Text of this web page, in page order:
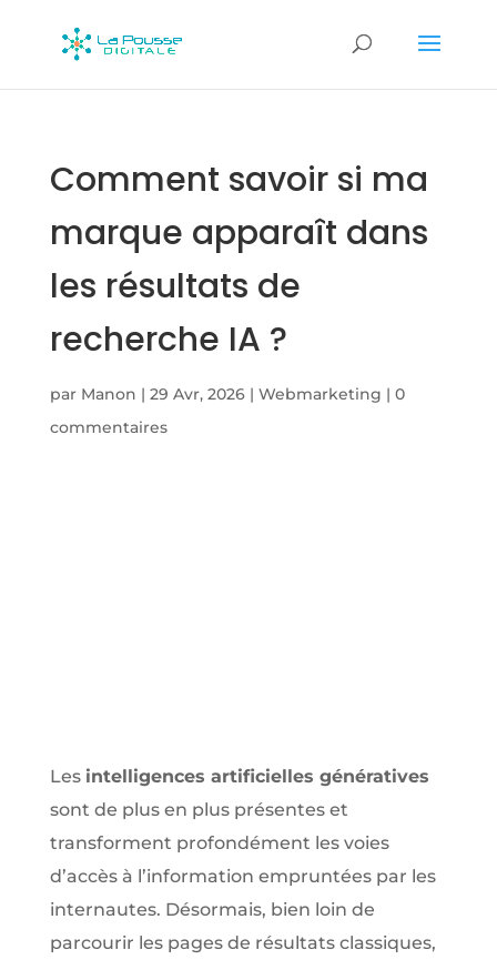
Comment savoir si ma
marque apparaît dans
les résultats de
recherche IA ?
par Manon | 29 Avr, 2026| Webmarketing | 0
commentaires
Les intelligences artificielles génératives
sont de plus en plus présentes et
transforment profondément les voies
d’accès à l’information empruntées par les
internautes. Désormais, bien loin de
parcourir les pages de résultats classiques,